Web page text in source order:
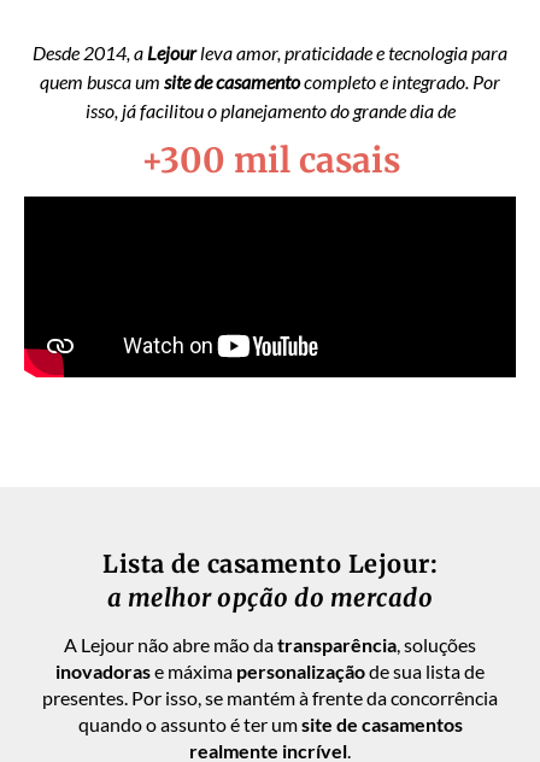
Desde 2014, a Lejourleva amor, praticidade e tecnologia para
quem busca um site de casamentocompleto e integrado. Por
isso, já facilitou o planejamento do grande dia de
+300 mil casais
Lista de casamento Lejour:
a melhor opção do mercado
A Lejour não abre mão datransparência, soluções
inovadorase máxima personalizaçãode sua lista de
presentes. Por isso, se mantém à frente da concorrência
quando o assunto é ter umsite de casamentos
realmente incrível.